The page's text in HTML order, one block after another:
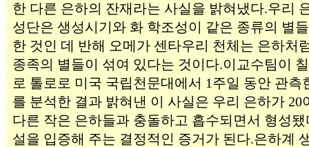
한 다른 은하의 잔재라는 사실을 밝혀냈다.우리
성단은 생성시기와 화 학조성이 같은 종류의 별
한 것인 데 반해 오메가 센타우리 천체는 은하처
종족의 별들이 섞여 있다는 것이다.이교수팀이
로 톨로로 미국 국립천문대에서 1주일 동안 관측
를 분석한 결과 밝혀낸 이 사실은 우리 은하가 20
다른 작은 은하들과 충돌하고 흡수되면서 형성
설을 입증해 주는 결정적인 증거가 된다.은하계